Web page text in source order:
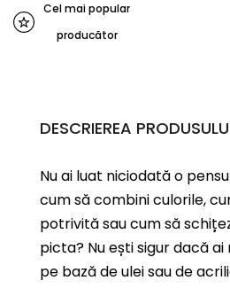
Cel mai popular
producător
DESCRIEREA
Nu ai luat niciodată o
cum să combini culorile,
potrivită sau cum să
picta? Nu ești sigur dacă
pe bază de ulei sau de